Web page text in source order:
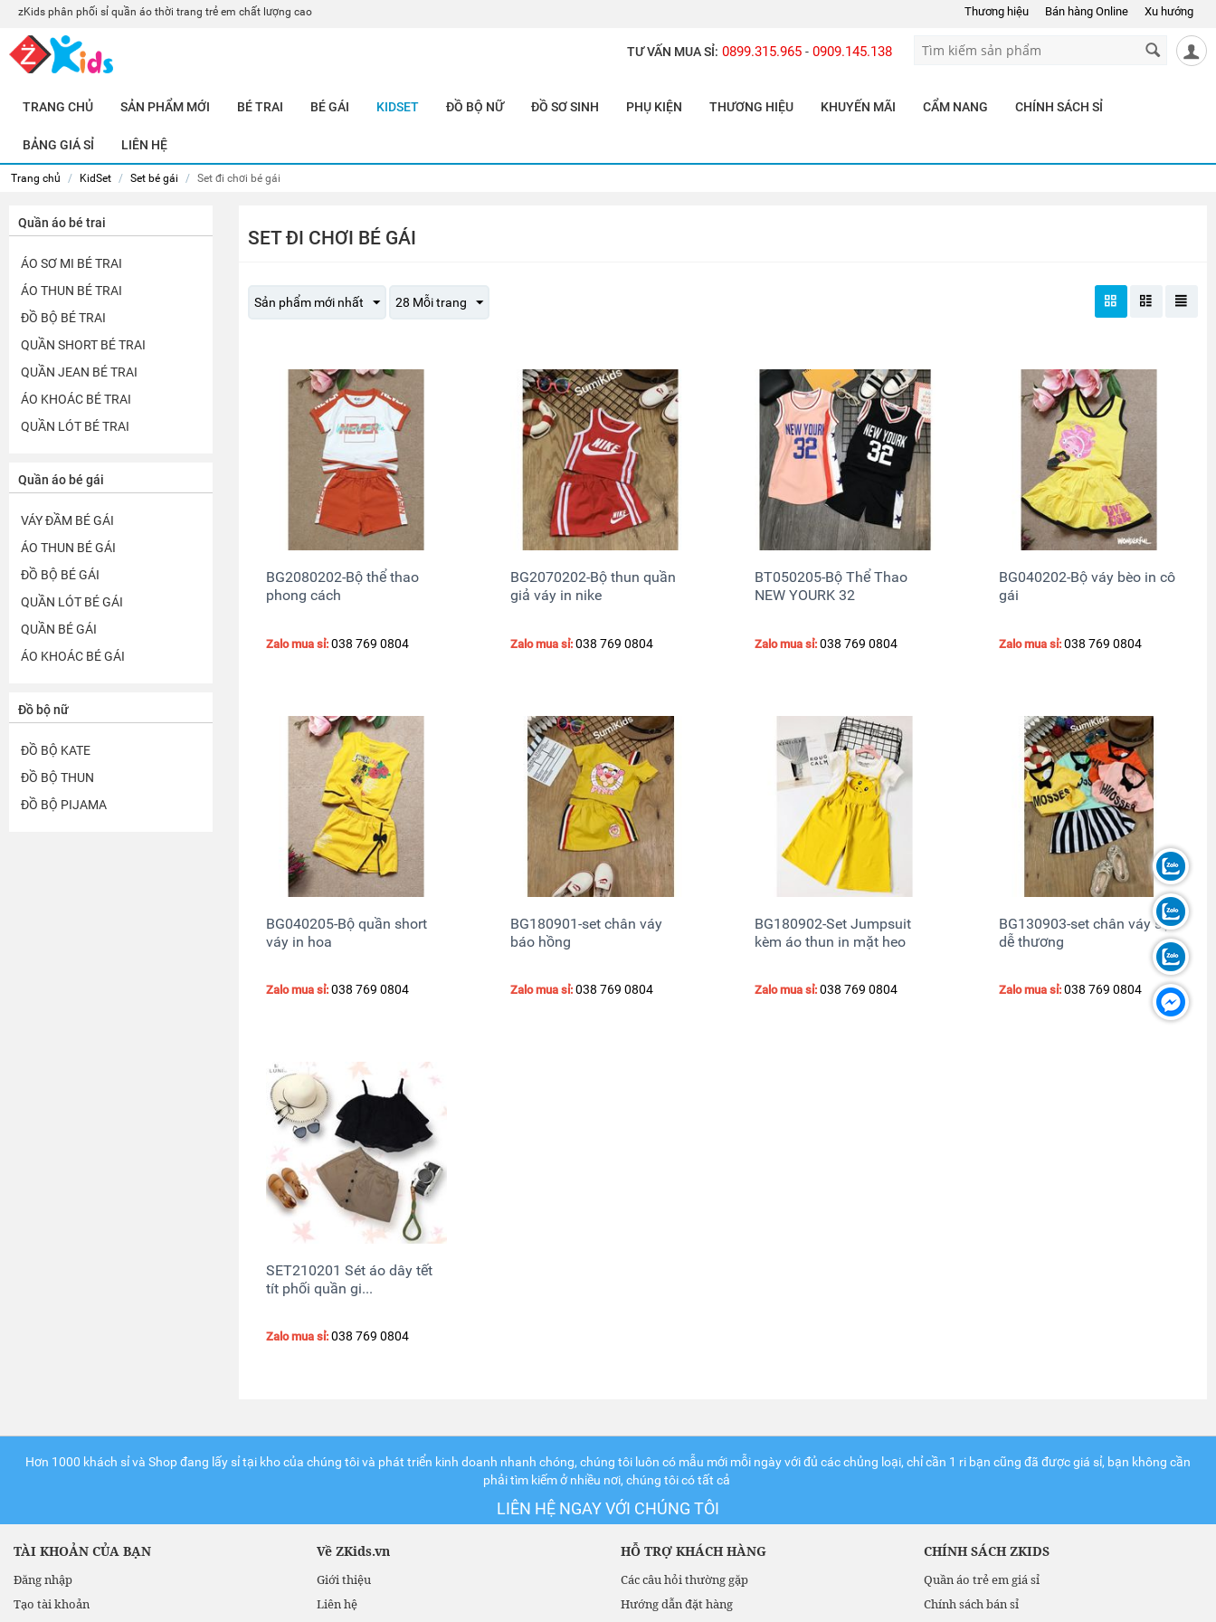
zKids phân phối sỉ quần áo thời trang trẻ em chất lượng cao Thương hiệu Bán hàng Online Xu hướng
TƯ VẤN MUA SỈ: 0899.315.965 - 0909.145.138
TRANG CHỦ SẢN PHẨM MỚI BÉ TRAI BÉ GÁI KIDSET ĐỒ BỘ NỮ ĐỒ SƠ SINH PHỤ KIỆN THƯƠNG HIỆU KHUYẾN MÃI CẨM NANG CHÍNH SÁCH SỈ
BẢNG GIÁ SỈ LIÊN HỆ
Trang chủ / KidSet / Set bé gái / Set đi chơi bé gái
Quần áo bé trai
ÁO SƠ MI BÉ TRAI
ÁO THUN BÉ TRAI
ĐỒ BỘ BÉ TRAI
QUẦN SHORT BÉ TRAI
QUẦN JEAN BÉ TRAI
ÁO KHOÁC BÉ TRAI
QUẦN LÓT BÉ TRAI
Quần áo bé gái
VÁY ĐẦM BÉ GÁI
ÁO THUN BÉ GÁI
ĐỒ BỘ BÉ GÁI
QUẦN LÓT BÉ GÁI
QUẦN BÉ GÁI
ÁO KHOÁC BÉ GÁI
Đồ bộ nữ
ĐỒ BỘ KATE
ĐỒ BỘ THUN
ĐỒ BỘ PIJAMA
SET ĐI CHƠI BÉ GÁI
Sản phẩm mới nhất 28 Mỗi trang
BG2080202-Bộ thể thao
phong cách
Zalo mua sỉ: 038 769 0804
BG2070202-Bộ thun quần
giả váy in nike
Zalo mua sỉ: 038 769 0804
BT050205-Bộ Thể Thao
NEW YOURK 32
Zalo mua sỉ: 038 769 0804
BG040202-Bộ váy bèo in cô
gái
Zalo mua sỉ: 038 769 0804
BG040205-Bộ quần short
váy in hoa
Zalo mua sỉ: 038 769 0804
BG180901-set chân váy
báo hồng
Zalo mua sỉ: 038 769 0804
BG180902-Set Jumpsuit
kèm áo thun in mặt heo
Zalo mua sỉ: 038 769 0804
BG130903-set chân váy sọc
dễ thương
Zalo mua sỉ: 038 769 0804
SET210201 Sét áo dây tết
tít phối quần gi...
Zalo mua sỉ: 038 769 0804
Hơn 1000 khách sỉ và Shop đang lấy sỉ tại kho của chúng tôi và phát triển kinh doanh nhanh chóng, chúng tôi luôn có mẫu mới mỗi ngày với đủ các chủng loại, chỉ cần 1 ri bạn cũng đã được giá sỉ, bạn không cần
phải tìm kiếm ở nhiều nơi, chúng tôi có tất cả
LIÊN HỆ NGAY VỚI CHÚNG TÔI
TÀI KHOẢN CỦA BẠN
Đăng nhập
Tạo tài khoản
Về ZKids.vn
Giới thiệu
Liên hệ
HỖ TRỢ KHÁCH HÀNG
Các câu hỏi thường gặp
Hướng dẫn đặt hàng
CHÍNH SÁCH ZKIDS
Quần áo trẻ em giá sỉ
Chính sách bán sỉ